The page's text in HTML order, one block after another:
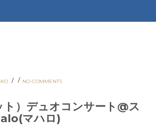
/ / NO COMMENTS
）デュオコンサート@ス
マハロ)